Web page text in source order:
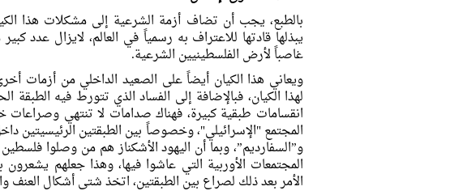
بالطبع، يجب أن تضاف أزمة الشرعية إلى مشكلات هذا
يبذلها قادتها للاعتراف به رسمياً في العالم، لايزال عدد
غاصباً لأرض الفلسطينيين الشرعية.
ويعاني هذا الكيان أيضاً على الصعيد الداخلي من أزمات
لهذا الكيان، فبالإضافة إلى الفساد الذي تتورط فيه الطبقة
انقسامات طبقية كبيرة، فهناك صدامات لا تنتهي وصراعات
المجتمع "الإسرائيلي"، وخصوصاً بين الطبقتين الرئيسيتين
و”السفارديم”، وبما أن اليهود الأشكناز هم من وصلوا
المجتمعات الأوربية التي عاشوا فيها، وهذا جعلهم
الأمر بعد ذلك لصراع بين الطبقتين، اتخذ شتى أشكال العنف